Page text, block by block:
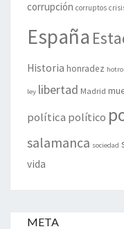
corrupción corruptos
España
Historia honradez
ley libertad Madrid
política político
salamanca sociedad
vida
META